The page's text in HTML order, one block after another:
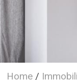
Home / Immobili